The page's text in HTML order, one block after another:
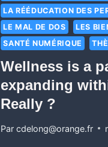
LA RÉÉDUCATION DES
LE MAL DE DOS
LES
SANTÉ NUMÉRIQUE
Wellness is a
expanding
Really ?
Par cdelong@orange.fr